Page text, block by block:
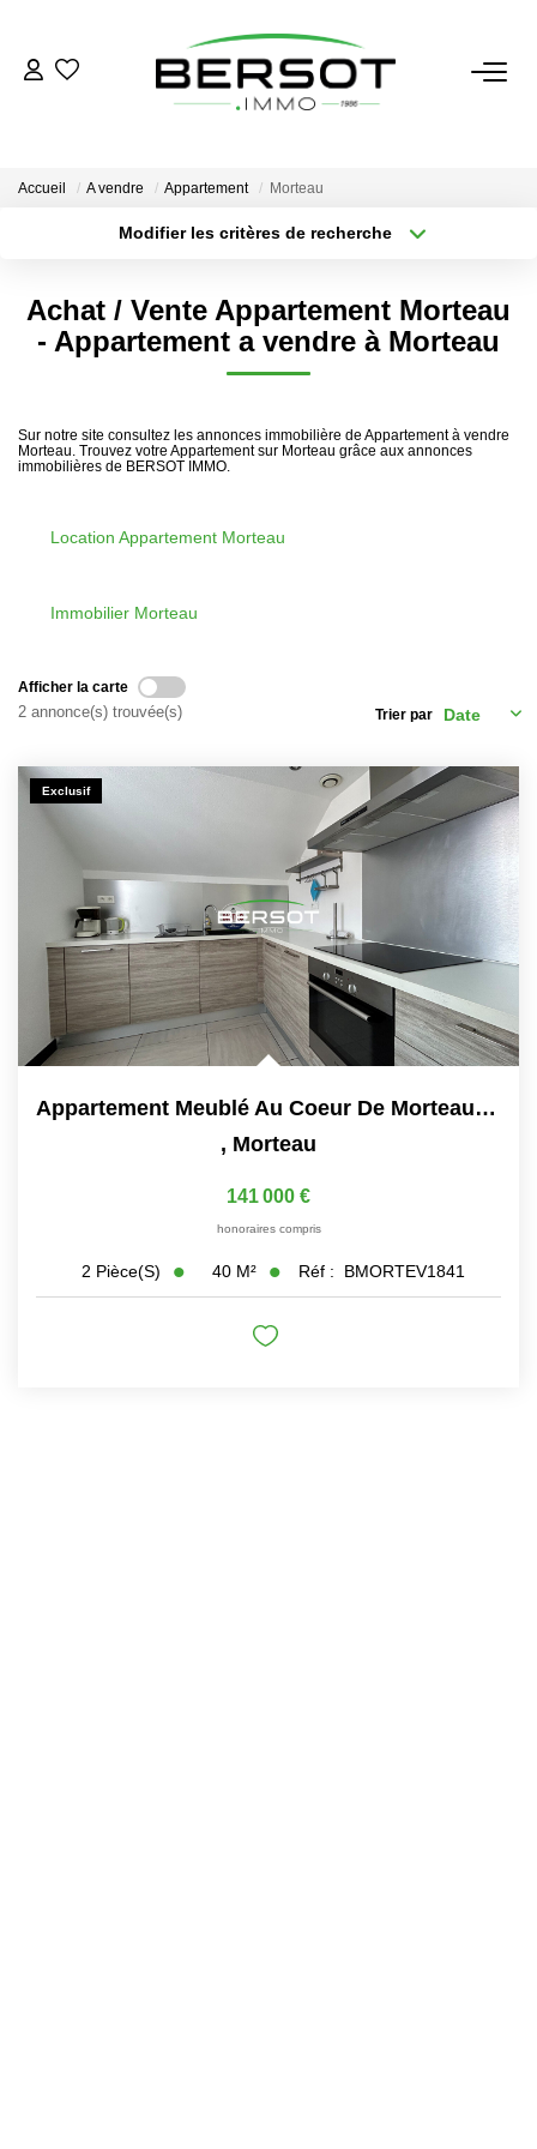
Acheter
Investissement
Nos Outils
LOUER
LE GROUPE
Nos Agences
Nos Équipes
Nous Rejoindre
Nos Partenaires
EXTRANET CLIENTS
Accueil A vendre Appartement Morteau
Modifier les critères de recherche
Sélectionnez...
Type de bien
Sélectionnez...
Nombre de chambres
Achat / Vente Appartement Morteau
- Appartement a vendre à Morteau
Sur notre site consultez les annonces immobilière de Appartement à vendre
Morteau. Trouvez votre Appartement sur Morteau grâce aux annonces
immobilières de BERSOT IMMO.
Location Appartement Morteau
Immobilier Morteau
Afficher la carte
2 annonce(s) trouvée(s) Trier par
Exclusif
Appartement Meublé Au Coeur De Morteau Proche De La Suisse
, Morteau
141 000 €
honoraires compris
2 Pièce(s) 40 M² Réf : BMORTEV1841